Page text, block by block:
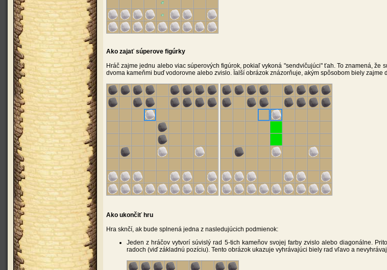
Ako zajať súperove figúrky
Hráč zajme jednu alebo viac súperových figúrok, pokiaľ vykoná "sendvičujúci" ťah. To znamená,
dvoma kameňmi buď vodorovne alebo zvislo. Ïalší obrázok znázorňuje, akým spôsobom biely zajme
Ako ukončiť hru
Hra sknčí, ak bude splnená jedna z nasledujúcich podmienok:
Jeden z hráčov vytvorí súvislý rad 5-tich kameňov svojej farby zvislo alebo diagonálne.
radoch (viď základnú pozíciu). Tento obrázok ukazuje vyhrávajúci biely rad vľavo a